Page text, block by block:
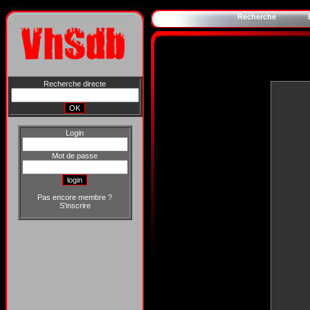
Recherche directe
Login
Mot de passe
Pas encore membre ?
S'inscrire
Recherche